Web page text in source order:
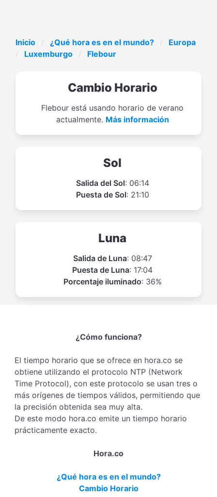
Inicio ¿Qué hora es en el mundo?
Europa
Luxemburgo
Flebour
Cambio Horario
Flebour está usando horario de verano
actualmente. Más información
Sol
Salida del Sol: 06:14
Puesta de Sol: 21:10
Luna
Salida de Luna: 08:47
Puesta de Luna: 17:04
Porcentaje iluminado: 36%
¿Cómo funciona?
El tiempo horario que se ofrece en hora.co se
obtiene utilizando el protocolo NTP (Network
Time Protocol), con este protocolo se usan tres o
más orígenes de tiempos válidos, permitiendo que
la precisión obtenida sea muy alta.
De este modo hora.co emite un tiempo horario
prácticamente exacto.
Hora.co
¿Qué hora es en el mundo?
Cambio Horario